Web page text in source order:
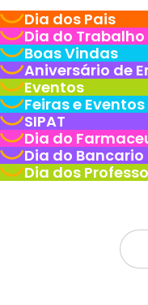
Dia dos Pais
Dia do Trabalho
Boas Vindas
Aniversário de
Eventos
Feiras e Eventos
SIPAT
Dia do
Dia do Bancario
Dia dos